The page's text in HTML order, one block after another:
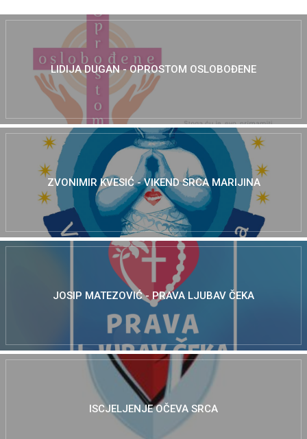
LIDIJA DUGAN - OPROSTOM OSLOBOĐENE
ZVONIMIR KVESIĆ - VIKEND SRCA MARIJINA
JOSIP MATEZOVIĆ - PRAVA LJUBAV ČEKA
ISCJELJENJE OČEVA SRCA